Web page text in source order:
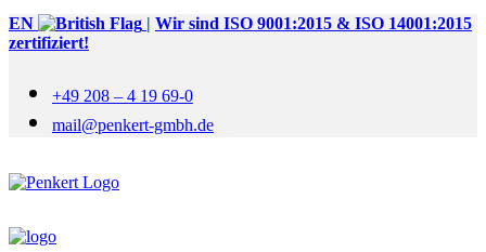
EN | Wir sind ISO 9001:2015 & ISO 14001:2015
zertifiziert!
+49 208 – 4 19 69-0
mail@penkert-gmbh.de